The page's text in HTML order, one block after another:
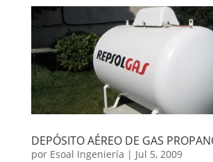
DEPÓSITO AÉREO DE GAS
por Esoal Ingeniería | Jul 5, 2009